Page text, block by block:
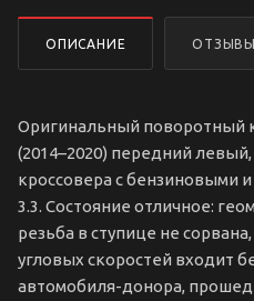
ОПИСАНИЕ ОТЗЫВЫ
Оригинальный поворотный
(2014–2020) передний левый,
кроссовера с бензиновыми
3.3. Состояние отличное:
резьба в ступице не
угловых скоростей входит
автомобиля-донора,